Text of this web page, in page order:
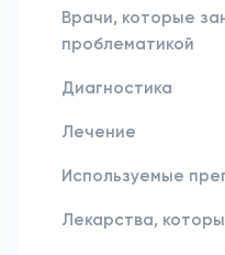
Врачи, которые
проблематикой
Диагностика
Лечение
Используемые
Лекарства,